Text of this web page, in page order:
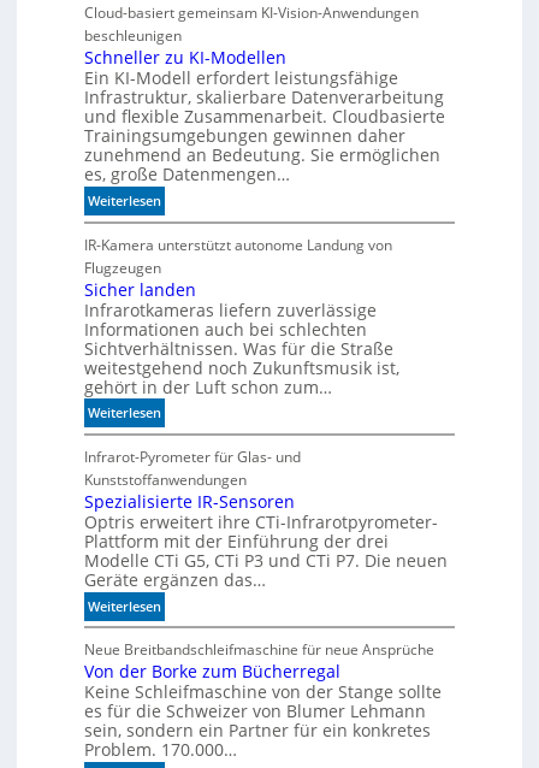
e
n
n
d
i
e
K
I
m
i
t
d
e
n
k
t
Cloud-basiert gemeinsam KI-Vision-Anwendungen
beschleunigen
Schneller zu KI-Modellen
Ein KI-Modell erfordert leistungsfähige
Infrastruktur, skalierbare Datenverarbeitung
und flexible Zusammenarbeit. Cloudbasierte
Trainingsumgebungen gewinnen daher
zunehmend an Bedeutung. Sie ermöglichen
es, große Datenmengen…
Weiterlesen:
S
c
h
n
e
l
l
e
r
z
u
K
I
-
M
o
d
e
l
l
e
n
IR-Kamera unterstützt autonome Landung von
Flugzeugen
Sicher landen
Infrarotkameras liefern zuverlässige
Informationen auch bei schlechten
Sichtverhältnissen. Was für die Straße
weitestgehend noch Zukunftsmusik ist,
gehört in der Luft schon zum…
Weiterlesen:
S
i
c
h
e
r
l
a
n
d
e
n
Infrarot-Pyrometer für Glas- und
Kunststoffanwendungen
Spezialisierte IR-Sensoren
Optris erweitert ihre CTi-Infrarotpyrometer-
Plattform mit der Einführung der drei
Modelle CTi G5, CTi P3 und CTi P7. Die neuen
Geräte ergänzen das…
Weiterlesen:
S
p
e
z
a
Neue Breitbandschleifmaschine für neue Ansprüche
Von der Borke zum Bücherregal
Keine Schleifmaschine von der Stange sollte
es für die Schweizer von Blumer Lehmann
sein, sondern ein Partner für ein konkretes
Problem. 170.000…